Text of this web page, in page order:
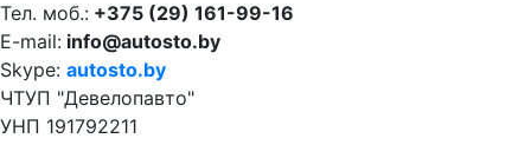
Тел. моб.: +375 (29) 161-99-16
E-mail: info@autosto.by
Skype: autosto.by
ЧТУП "Девелопавто"
УНП 191792211